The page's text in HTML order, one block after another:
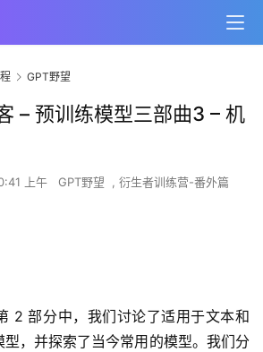
GPT野望
– 预训练模型三部曲3 – 机
上午 GPT野望 , 衍生者训练营-番外篇
2 部分中，我们讨论了适用于文本和
型，并探索了当今常用的模型。我们分